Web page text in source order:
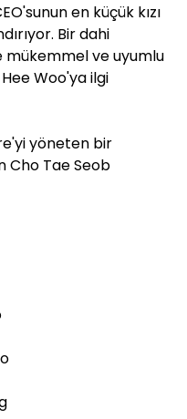
en küçük kızı
Bir dahi
mükemmel ve uyumlu
Woo'ya ilgi
yöneten bir
Cho Tae Seob